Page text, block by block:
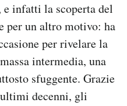
e infatti la scoperta del
per un altro motivo: ha
per rivelare la
intermedia, una
sfuggente. Grazie
decenni, gli